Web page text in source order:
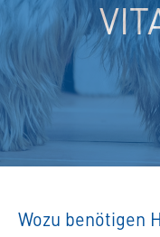
Wozu benötigen